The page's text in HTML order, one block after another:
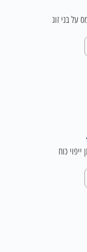
על בני זוג
כוח